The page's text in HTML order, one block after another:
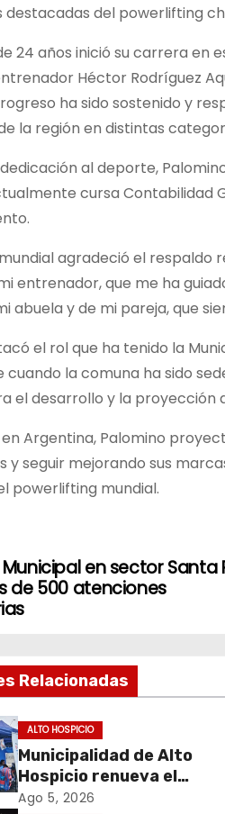
destacadas del powerlifting
24 años inició su carrera en
Héctor Rodríguez
ha sido sostenido y
la región en distintas
al deporte,
cursa Contabilidad
agradeció el respaldo
entrenador, que me ha
abuela y de mi pareja, que
el rol que ha tenido la
la comuna ha sido
el desarrollo y la proyección
Argentina, Palomino
y seguir mejorando sus
powerlifting mundial.
en sector Santa
de 500 atenciones
Relacionadas
ALTO HOSPICIO
Municipalidad de Alto
Hospicio renueva el
Programa Red Local de
Ago 5, 2026